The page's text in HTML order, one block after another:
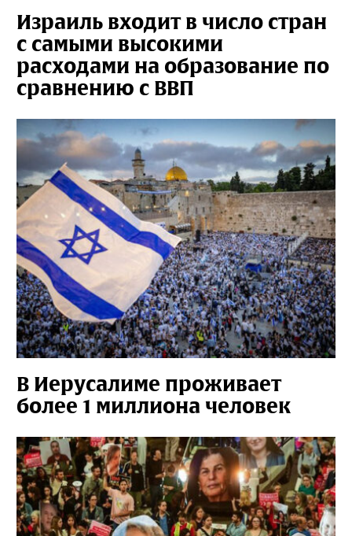
Израиль входит в число стран
с самыми высокими
расходами на образование по
сравнению с ВВП
В Иерусалиме проживает
более 1 миллиона человек